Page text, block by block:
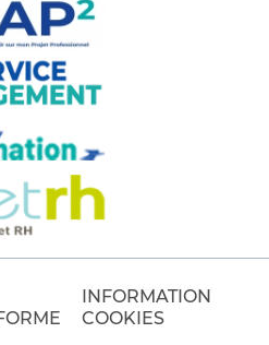
INFORMATION
COOKIES